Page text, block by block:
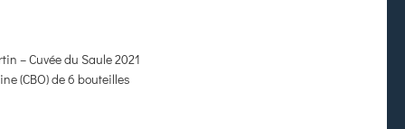
– Cuvée du Saule 2021
(CBO) de 6 bouteilles